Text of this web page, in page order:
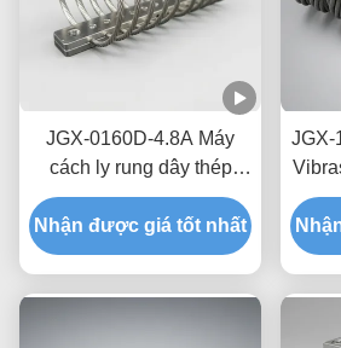
JGX-0160D-4.8A Máy
cách ly rung dây thép
ngoài khơi không bảo trì
thép không gỉ
Nhận được giá tốt nhất
JGX-